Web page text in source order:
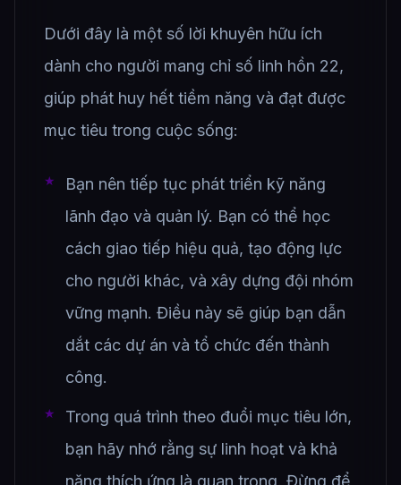
Dưới đây là một số lời khuyên hữu ích
dành cho người mang chỉ số linh hồn 22,
giúp phát huy hết tiềm năng và đạt được
mục tiêu trong cuộc sống:
Bạn nên tiếp tục phát triển kỹ năng
lãnh đạo và quản lý. Bạn có thể học
cách giao tiếp hiệu quả, tạo động lực
cho người khác, và xây dựng đội nhóm
vững mạnh. Điều này sẽ giúp bạn dẫn
dắt các dự án và tổ chức đến thành
công.
Trong quá trình theo đuổi mục tiêu lớn,
bạn hãy nhớ rằng sự linh hoạt và khả
năng thích ứng là quan trọng. Đừng để